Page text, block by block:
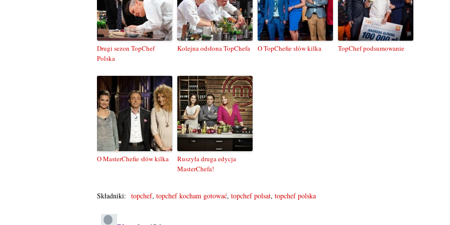
Drugi sezon TopChef
Polska
Kolejna odsłona TopChefa O TopChefie słów kilka TopChef podsumowanie
O MasterChefie słów kilka
Ruszyła druga edycja
MasterChefa!
Składniki: topchef, topchef kocham gotować, topchef polsat, topchef polska